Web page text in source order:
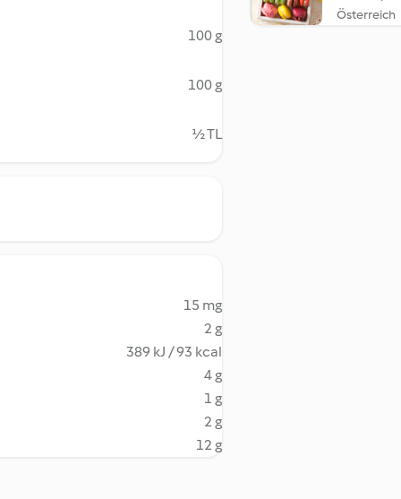
100 g
100 g
½ TL
15 mg
2 g
389 kJ / 93 kcal
4 g
1 g
2 g
12 g
Österreich